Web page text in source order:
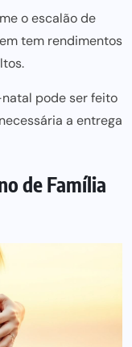
o escalão de
tem rendimentos
pode ser feito
a entrega
de Família